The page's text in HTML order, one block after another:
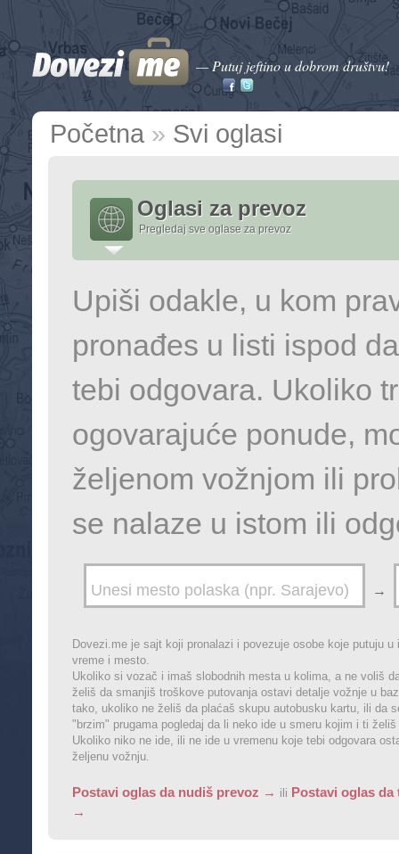
— Putuj jeftino u dobrom društvu!
Početna » Svi oglasi
Oglasi za prevoz
Pregledaj sve oglase za prevoz
Upiši odakle, u kom
pronađes u listi ispod
tebi odgovara. Ukoliko
ogovarajuće ponude,
željenom vožnjom ili
se nalaze u istom ili
→
Dovezi.me je sajt koji pronalazi i povezuje osobe koje putuju u
vreme i mesto.
Ukoliko si vozač i imaš slobodnih mesta u kolima, a ne voliš
želiš da smanjiš troškove putovanja ostavi detalje vožnje u
tako, ukoliko ne želiš da plaćaš skupu autobusku kartu, ili da
"brzim" prugama pogledaj da li neko ide u smeru kojim i ti
Ukoliko niko ne ide, ili ne ide u vremenu koje tebi odgovara
željenu vožnju.
Postavi oglas da nudiš prevoz → ili Postavi oglas
→